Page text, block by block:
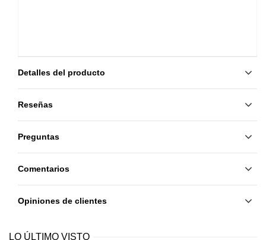
Detalles del producto
Reseñas
Preguntas
Comentarios
Opiniones de clientes
LO ÚLTIMO VISTO